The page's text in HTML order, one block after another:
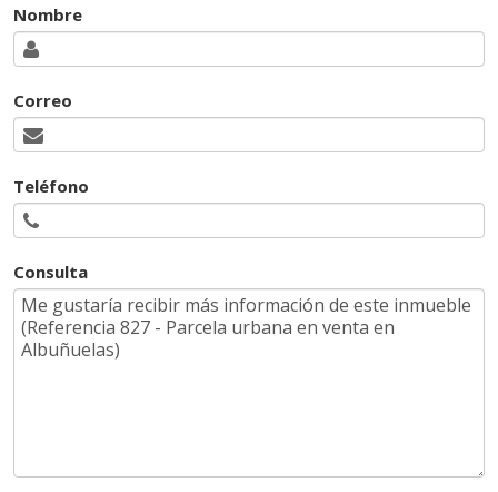
Nombre
Correo
Teléfono
Consulta